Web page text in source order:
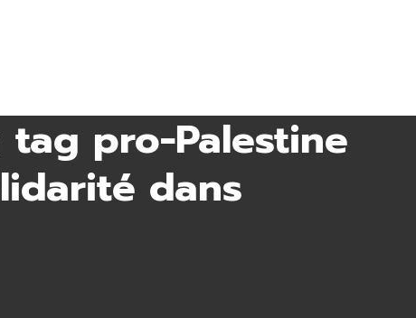
pro-Palestine
dans